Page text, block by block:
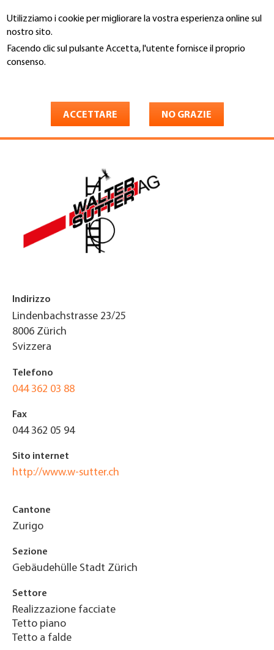
Utilizziamo i cookie per migliorare la vostra esperienza online sul
nostro sito.
Facendo clic sul pulsante Accetta, l'utente fornisce il proprio
consenso.
ACCETTARE NO GRAZIE
al
contenuto
principale
You
und Dachdeckergeschäft
Indirizzo
Lindenbachstrasse 23/25
8006 Zürich
Svizzera
Telefono
044 362 03 88
Fax
044 362 05 94
Sito internet
http://www.w-sutter.ch
Cantone
Zurigo
Sezione
Gebäudehülle Stadt Zürich
Settore
Realizzazione facciate
Tetto piano
Tetto a falde